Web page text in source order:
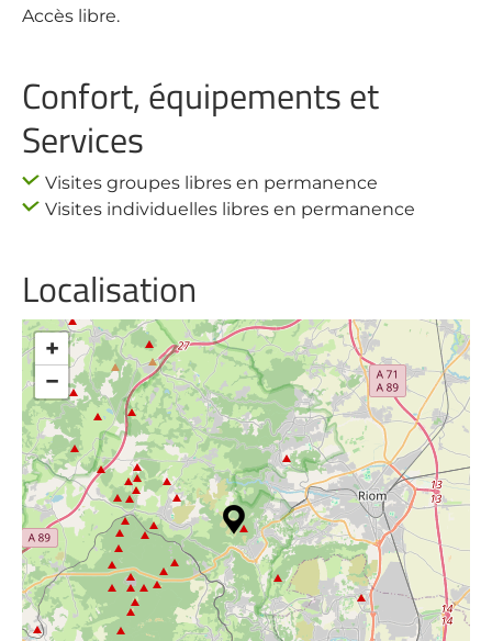
Accès libre.
Confort, équipements et
Services
Visites groupes libres en permanence
Visites individuelles libres en permanence
Localisation
+
−